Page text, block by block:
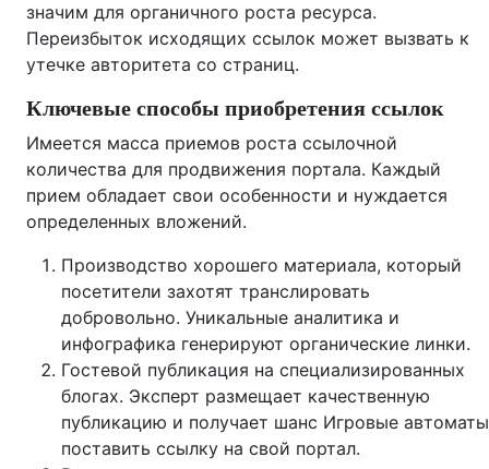
значим для органичного роста ресурса.
Переизбыток исходящих ссылок может вызвать к
утечке авторитета со страниц.
Ключевые способы приобретения ссылок
Имеется масса приемов роста ссылочной
количества для продвижения портала. Каждый
прием обладает свои особенности и нуждается
определенных вложений.
Производство хорошего материала, который
посетители захотят транслировать
добровольно. Уникальные аналитика и
инфографика генерируют органические линки.
Гостевой публикация на специализированных
блогах. Эксперт размещает качественную
публикацию и получает шанс Игровые автоматы
поставить ссылку на свой портал.